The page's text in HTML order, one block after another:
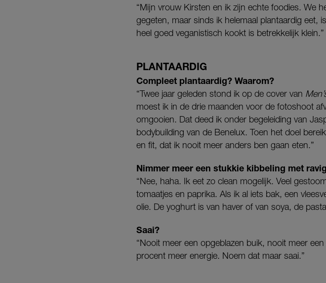
“Mijn vrouw Kirsten en ik zijn echte foodies. We
gegeten, maar sinds ik helemaal plantaardig eet,
heel goed veganistisch kookt is betrekkelijk klein.”
PLANTAARDIG
Compleet plantaardig? Waarom?
“Twee jaar geleden stond ik op de cover van
moest ik in de drie maanden voor de fotoshoot
omgooien. Dat deed ik onder begeleiding van
bodybuilding van de Benelux. Toen het doel
en fit, dat ik nooit meer anders ben gaan eten.”
Nimmer meer een stukkie kibbeling met
“Nee, haha. Ik eet zo clean mogelijk. Veel
tomaatjes en paprika. Als ik al iets bak, een
olie. De yoghurt is van haver of van soya, de
Saai?
“Nooit meer een opgeblazen buik, nooit meer
procent meer energie. Noem dat maar saai.”